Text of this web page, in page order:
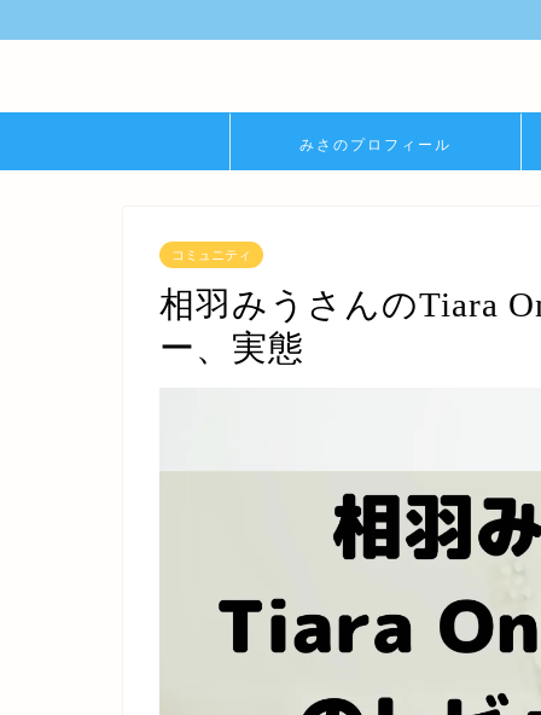
みさのプロフィール
コミュニティ
相羽みうさんのTiara
ー、実態